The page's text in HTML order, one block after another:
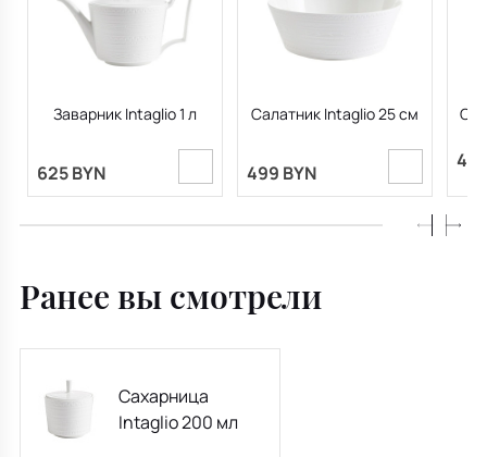
Заварник Intaglio 1 л
625 BYN
Салатник Intaglio 25 см
499 BYN
Ранее вы смотрели
Сахарница
Intaglio 200 мл